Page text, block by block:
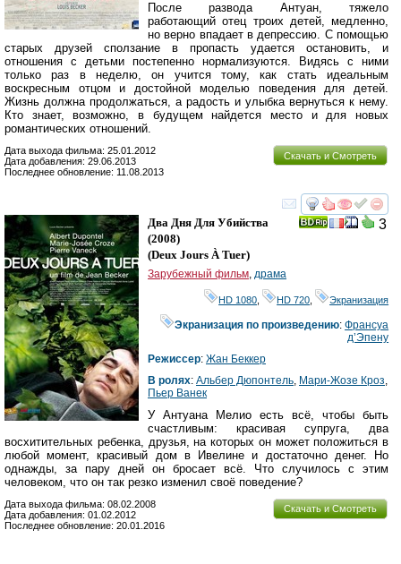
После развода Антуан, тяжело
работающий отец троих детей, медленно,
но верно впадает в депрессию. С помощью
старых друзей сползание в пропасть удается остановить, и
отношения с детьми постепенно нормализуются. Видясь с ними
только раз в неделю, он учится тому, как стать идеальным
воскресным отцом и достойной моделью поведения для детей.
Жизнь должна продолжаться, а радость и улыбка вернуться к нему.
Кто знает, возможно, в будущем найдется место и для новых
романтических отношений.
Скачать и Смотреть
Дата выхода фильма: 25.01.2012
Дата добавления: 29.06.2013
Последнее обновление: 11.08.2013
смотреть
3
Два Дня Для Убийства
(2008)
(Deux Jours À Tuer)
Зарубежный фильм, драма
HD 1080 HD 720 Экранизация
Экранизация по произведению:Франсуа
д’Эпену
Режиссер: Жан Беккер
В ролях: Альбер Дюпонтель, Мари-Жозе Кроз,
Пьер Ванек
У Антуана Мелио есть всё, чтобы быть
счастливым: красивая супруга, два
восхитительных ребенка, друзья, на которых он может положиться в
любой момент, красивый дом в Ивелине и достаточно денег. Но
однажды, за пару дней он бросает всё. Что случилось с этим
человеком, что он так резко изменил своё поведение?
Скачать и Смотреть
Дата выхода фильма: 08.02.2008
Дата добавления: 01.02.2012
Последнее обновление: 20.01.2016